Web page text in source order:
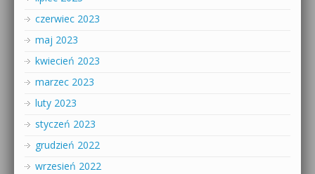
czerwiec 2023
maj 2023
kwiecień 2023
marzec 2023
luty 2023
styczeń 2023
grudzień 2022
wrzesień 2022